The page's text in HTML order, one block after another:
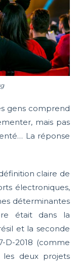
gens comprend
mais pas
La réponse
claire de
électroniques,
déterminantes
était dans la
et la seconde
D-2018 (comme
les deux projets